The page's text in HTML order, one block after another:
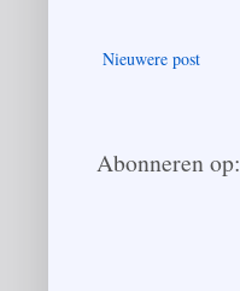
Nieuwere post
Abonneren op: